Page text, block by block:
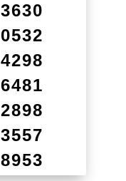
3630
0532
4298
6481
2898
3557
8953